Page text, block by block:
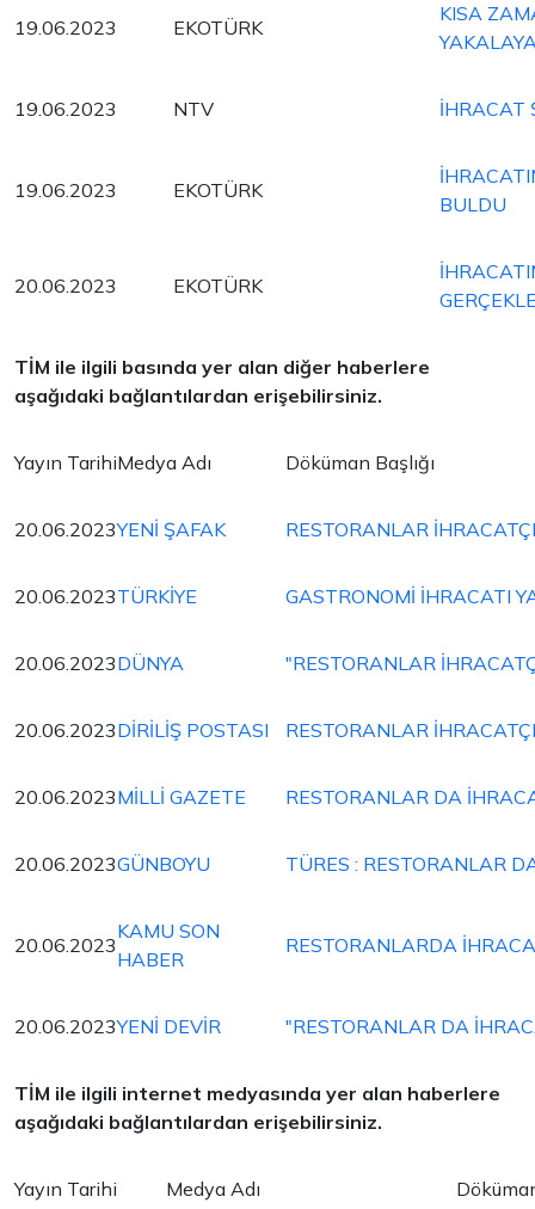
19.06.2023 EKOTÜRK
KISA
19.06.2023 NTV İHRACAT
19.06.2023 EKOTÜRK
BULDU
20.06.2023 EKOTÜRK
TİM ile ilgili basında yer alan diğer haberlere
aşağıdaki bağlantılardan erişebilirsiniz.
Yayın TarihiMedya Adı Döküman Başlığı
20.06.2023YENİ ŞAFAK RESTORANLAR
20.06.2023TÜRKİYE GASTRONOMİ İHRACATI
20.06.2023DÜNYA "RESTORANLAR
20.06.2023DİRİLİŞ POSTASI RESTORANLAR
20.06.2023MİLLİ GAZETE RESTORANLAR DA
20.06.2023GÜNBOYU TÜRES : RESTORANLAR
20.06.2023
KAMU SON
HABER
RESTORANLARDA
20.06.2023YENİ DEVİR "RESTORANLAR DA
TİM ile ilgili internet medyasında yer alan haberlere
aşağıdaki bağlantılardan erişebilirsiniz.
Yayın Tarihi Medya Adı